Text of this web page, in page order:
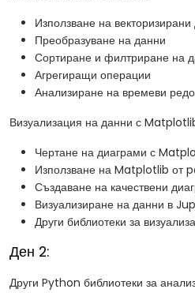
Използване на
Преобразуване на данни
Сортиране и филтриране на
Агрегиращи операции
Анализиране на времеви
Визуализация на данни с
Чертане на диаграми с
Използване на Matplotlib от
Създаване на качествени
Визуализиране на данни в
Други библиотеки за
Ден 2:
Други Python библиотеки за